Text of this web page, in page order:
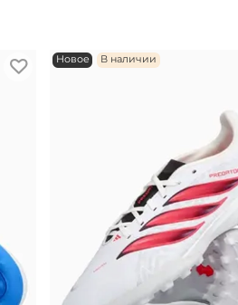
Новое В наличии